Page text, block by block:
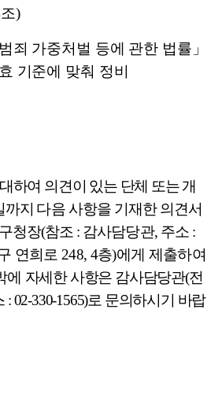
조)
죄 가중처벌 등에 관한 법률 」
기준에
맞춰 정비
하여 의견이 있는 단체 또는 개
까지 다음 사항을 기재한 의견서
청장(참조 : 감사담당관, 주소 :
연희로 248, 4층)에게 제출하여
에 자세한 사항은 감사담당관(전
: 02-330-1565)로 문의하시기 바랍